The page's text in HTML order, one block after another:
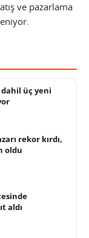
ve pazarlama
üç yeni
rekor kırdı,
oldu
aldı